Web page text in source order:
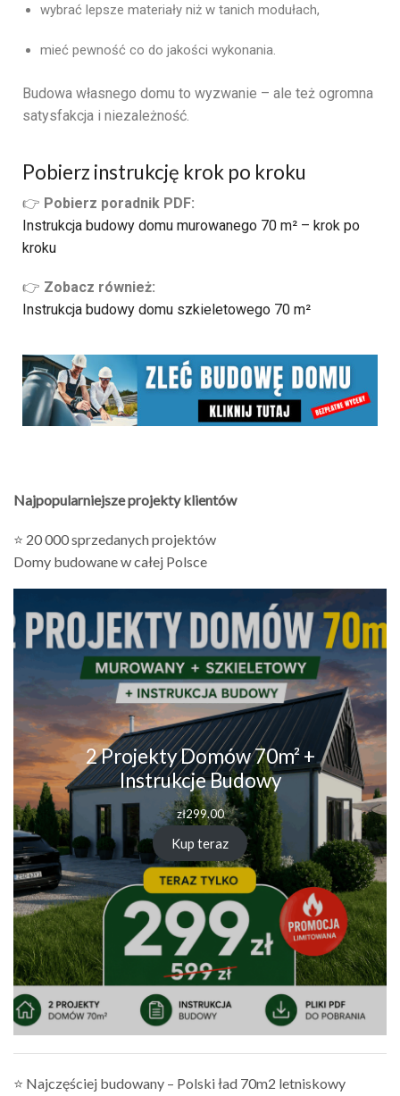
wybrać lepsze materiały niż w tanich modułach,
mieć pewność co do jakości wykonania.
Budowa własnego domu to wyzwanie – ale też ogromna
satysfakcja i niezależność.
Pobierz instrukcję krok po kroku
👉 Pobierz poradnik PDF:
Instrukcja budowy domu murowanego 70 m² – krok po
kroku
👉 Zobacz również:
Instrukcja budowy domu szkieletowego 70 m²
Najpopularniejsze projekty klientów
⭐ 20 000 sprzedanych projektów
Domy budowane w całej Polsce
2 Projekty Domów 70m² +
Instrukcje Budowy
zł299.00
Kup teraz
⭐ Najczęściej budowany – Polski ład 70m2 letniskowy